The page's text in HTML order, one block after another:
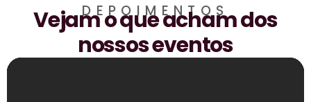
DEPOIMENTOS
Vejam o que acham dos
nossos eventos